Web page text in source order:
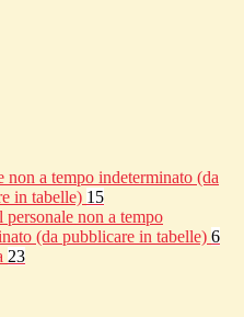
non a tempo indeterminato (da
in tabelle) 15
personale non a tempo
(da pubblicare in tabelle) 6
23